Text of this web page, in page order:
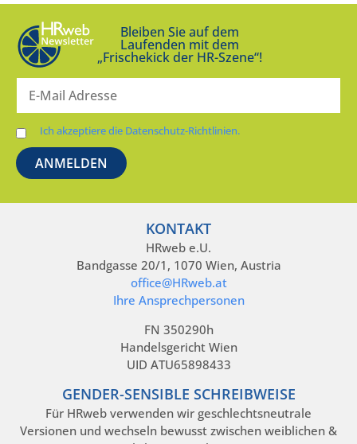
Bleiben Sie auf dem
Laufenden mit dem
„Frischekick der HR-Szene“!
Ich akzeptiere die Datenschutz-Richtlinien.
KONTAKT
HRweb e.U.
Bandgasse 20/1, 1070 Wien, Austria
office@HRweb.at
Ihre Ansprechpersonen
FN 350290h
Handelsgericht Wien
UID ATU65898433
GENDER-SENSIBLE SCHREIBWEISE
Für HRweb verwenden wir geschlechtsneutrale
Versionen und wechseln bewusst zwischen weiblichen &